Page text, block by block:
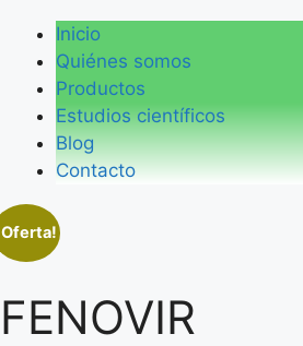
Inicio
Quiénes somos
Productos
Estudios científicos
Blog
Contacto
FENOVIR